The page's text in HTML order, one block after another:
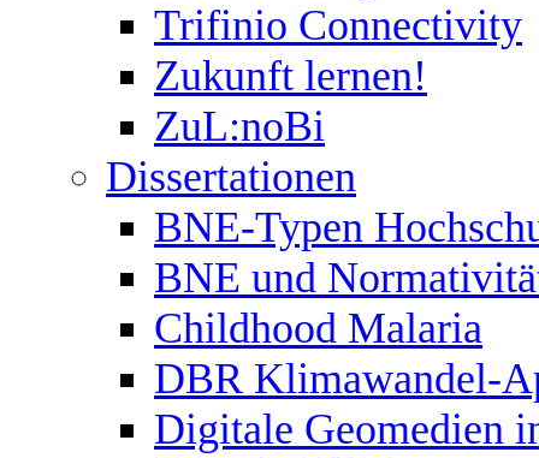
Trifinio Connectivity
Zukunft lernen!
ZuL:noBi
Dissertationen
BNE-Typen
BNE und
Childhood Malaria
DBR Klimawandel-
Digitale Geomedien